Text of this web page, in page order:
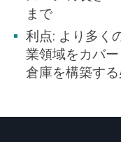
まで
利点: より多く
業領域をカバー
倉庫を構築する